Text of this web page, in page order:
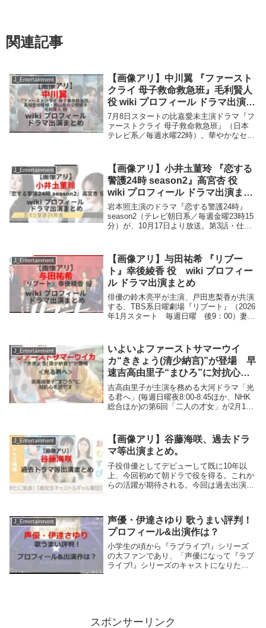
関連記事
J_Entertainment
【画像アリ】中川翼 『ファースト
クライ 母子救命救急班』毛利賢人
役 wiki プロフィール ドラマ出演ま
とめ
7月8日スタートの比嘉愛未主演ドラマ『フ
ァーストクライ 母子救命救急班』（日本
テレビ系／毎週水曜22時）。華やかなセレ
ーテインメント。片耳に難聴を抱えながら
も卓越し...
J_Entertainment
【画像アリ】小井圡菫玲 『恋する
警護24時 season2』高宮杏 役
wiki プロフィール ドラマ出演まと
め
岩本照主演のドラマ『恋する警護24時』
season2（テレビ朝日系／毎週金曜23時15
分）が、10月17日より放送。第3話・仕事
杏 役を小井圡菫玲さんが演じる。小井...
J_Entertainment
【画像アリ】与田祐希 『リブー
ト』幸後綾香 役 wiki プロフィー
ル ドラマ出演まとめ
俳優の鈴木亮平が主演、戸田恵梨香が共演
する、TBS系日曜劇場『リブート』（2026
年1月スタート 毎週日曜 後9：00）妻殺
め、警視庁の悪徳刑事・儀堂歩の顔に“リ
ブー...
J_Entertainment
いよいよファーストサマーウイ
カ“ききょう(清少納言)”が登場 早
速吉高由里子“まひろ”に対抗心を
燃やす＜光る君へ＞
吉高由里子が主演を務める大河ドラマ「光
る君へ」(毎週日曜夜8:00-8:45ほか、NHK
総合ほか)の第6回「二人の才女」が2月11
ーストサマーウイカ演じるききょう...
J_Entertainment
【画像アリ】谷藤海咲、過去ドラ
マ等出演まとめ。
子役俳優としてデビューして既に10年以
上、今回初めて朝ドラで役を得る。これか
らの活躍が期待される。今回は過去出演し
NHK) 佐藤珠子 役2024年9月30...
J_Entertainment
声優・伊達さゆり 歌うまい評判！
プロフィール&出演作は？
小学生の頃から『ラブライブ!』シリーズ
の大ファンであり、「声優になって『ラブ
ライブ!』シリーズのキャストになりたい
スポンサーリンク